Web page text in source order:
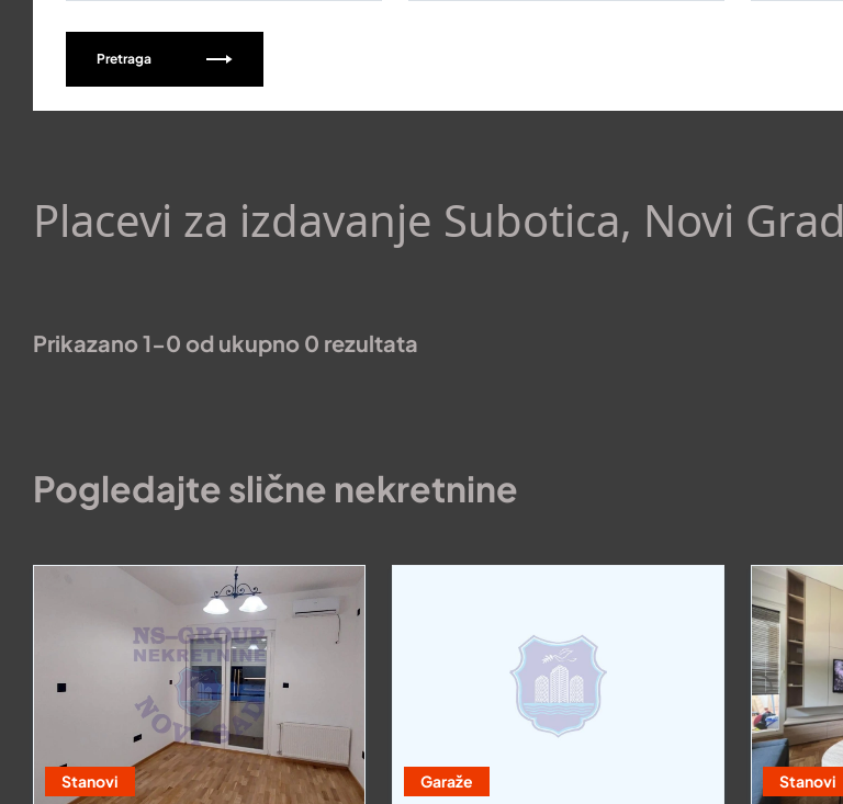
Pretraga
Placevi za izdavanje Subotica, Novi Grad
Prikazano 1-0 od ukupno 0 rezultata
Pogledajte slične nekretnine
Stanovi Garaže Stanovi